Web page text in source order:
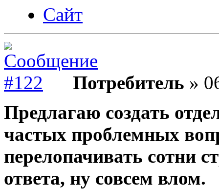
Сайт
Потребитель »
Предлагаю создать
частых проблемных
перелопачивать сотни
ответа, ну совсем влом.